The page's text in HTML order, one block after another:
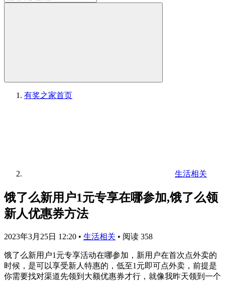
有奖之家首页
生活相关
饿了么新用户1元专享在哪参加,饿了么领
新人优惠券方法
2023年3月25日 12:20 • 生活相关 • 阅读 358
饿了么新用户1元专享活动在哪参加，新用户在首次点外卖的
时候，是可以享受新人特惠的，低至1元即可点外卖，前提是
你需要找对渠道先领到大额优惠券才行，就像我昨天领到一个